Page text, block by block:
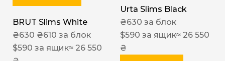
BRUT Slims White
₴630 ₴610 за блок
$590 за ящик≈ 26 550
Urta Slims Black
₴630 за блок
$590 за ящик≈ 26 550
₴